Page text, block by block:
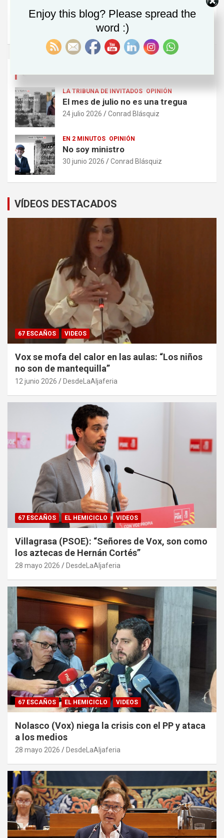
ÚLTIMOS POSTS
LA TRIBUNA DE INVITADOS OPINIÓN
El mes de julio no es una tregua
24 julio 2026 Conrad Blásquiz
EN 2 MINUTOS OPINIÓN
No soy ministro
30 junio 2026 Conrad Blásquiz
VÍDEOS DESTACADOS
67 ESCAÑOS VIDEOS
Vox se mofa del calor en las aulas: “Los niños
no son de mantequilla”
12 junio 2026 DesdeLaAljaferia
67 ESCAÑOS EL HEMICICLO VIDEOS
Villagrasa (PSOE): “Señores de Vox, son como
los aztecas de Hernán Cortés”
28 mayo 2026 DesdeLaAljaferia
67 ESCAÑOS EL HEMICICLO VIDEOS
Nolasco (Vox) niega la crisis con el PP y ataca
a los medios
28 mayo 2026 DesdeLaAljaferia
Enjoy this blog? Please spread the
word :)